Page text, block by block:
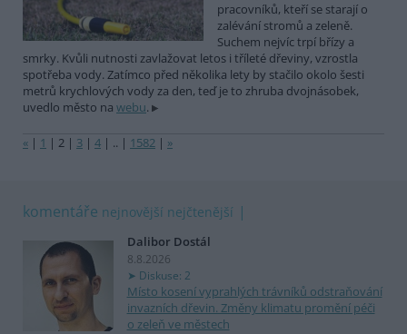
pracovníků, kteří se starají o
zalévání stromů a zeleně.
Suchem nejvíc trpí břízy a
smrky. Kvůli nutnosti zavlažovat letos i tříleté dřeviny, vzrostla
spotřeba vody. Zatímco před několika lety by stačilo okolo šesti
metrů krychlových vody za den, teď je to zhruba dvojnásobek,
uvedlo město na webu.
« | 1 | 2 | 3 | 4 | .. | 1582 | »
komentáře nejnovější nejčtenější
Dalibor Dostál
8.8.2026
Diskuse: 2
Místo kosení vyprahlých trávníků odstraňování
invazních dřevin. Změny klimatu promění péči
o zeleň ve městech